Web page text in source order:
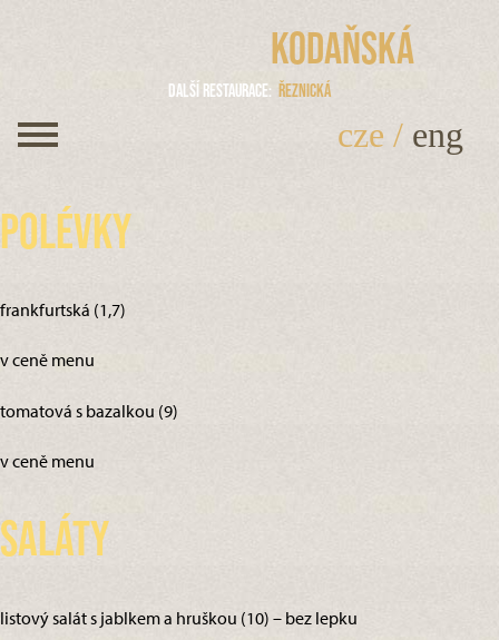
Kodaňská
Další restaurace Řeznická
cze / eng
Polévky
frankfurtská (1,7)
v ceně menu
tomatová s bazalkou (9)
v ceně menu
Saláty
listový salát s jablkem a hruškou (10) – bez lepku